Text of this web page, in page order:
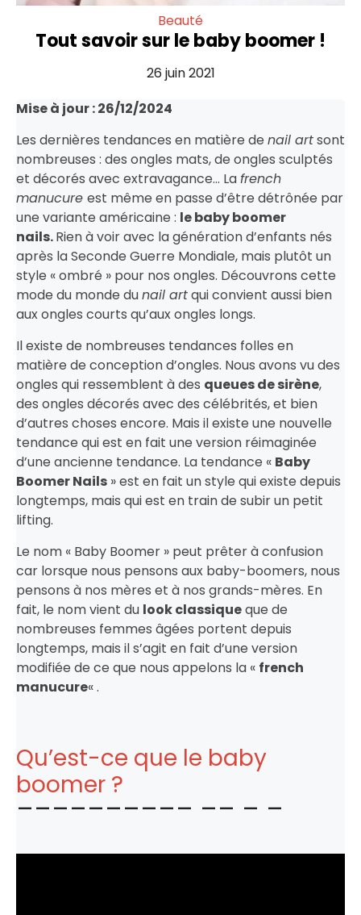
Beauté
Tout savoir sur le baby boomer !
26 juin 2021
Mise à jour : 26/12/2024
Les dernières tendances en matière de nail artsont
nombreuses : des ongles mats, de ongles sculptés
et décorés avec extravagance… Lafrench
manucure est même en passe d’être détrônée par
une variante américaine : le baby boomer
nails.Rien à voir avec la génération d’enfants nés
après la Seconde Guerre Mondiale, mais plutôt un
style « ombré » pour nos ongles. Découvrons cette
mode du monde dunail artqui convient aussi bien
aux ongles courts qu’aux ongles longs.
Il existe de nombreuses tendances folles en
matière de conception d’ongles. Nous avons vu des
ongles qui ressemblent à des queues de sirène,
des ongles décorés avec des célébrités, et bien
d’autres choses encore. Mais il existe une nouvelle
tendance qui est en fait une version réimaginée
d’une ancienne tendance. La tendance « Baby
Boomer Nails » est en fait un style qui existe depuis
longtemps, mais qui est en train de subir un petit
lifting.
Le nom « Baby Boomer » peut prêter à confusion
car lorsque nous pensons aux baby-boomers, nous
pensons à nos mères et à nos grands-mères. En
fait, le nom vient du look classiqueque de
nombreuses femmes âgées portent depuis
longtemps, mais il s’agit en fait d’une version
modifiée de ce que nous appelons la « french
manucure« .
Qu’est-ce que le baby
boomer ?